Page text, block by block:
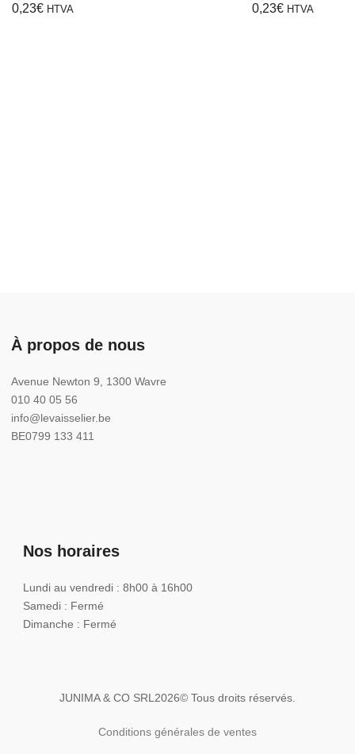
0,23€ HTVA 0,23€ HTVA
À propos de nous
Avenue Newton 9, 1300 Wavre
010 40 05 56
info@levaisselier.be
BE0799 133 411
Nos horaires
Lundi au vendredi : 8h00 à 16h00
Samedi : Fermé
Dimanche : Fermé
JUNIMA & CO SRL 2026© Tous droits réservés.
Conditions générales de ventes